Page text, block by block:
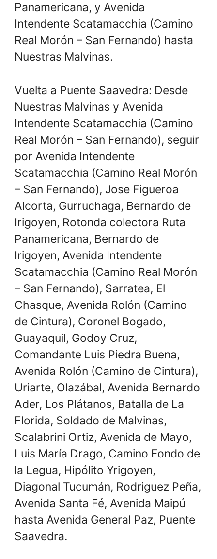
Panamericana, y Avenida
Intendente Scatamacchia (Camino
Real Morón – San Fernando) hasta
Nuestras Malvinas.
Vuelta a Puente Saavedra: Desde
Nuestras Malvinas y Avenida
Intendente Scatamacchia (Camino
Real Morón – San Fernando), seguir
por Avenida Intendente
Scatamacchia (Camino Real Morón
– San Fernando), Jose Figueroa
Alcorta, Gurruchaga, Bernardo de
Irigoyen, Rotonda colectora Ruta
Panamericana, Bernardo de
Irigoyen, Avenida Intendente
Scatamacchia (Camino Real Morón
– San Fernando), Sarratea, El
Chasque, Avenida Rolón (Camino
de Cintura), Coronel Bogado,
Guayaquil, Godoy Cruz,
Comandante Luis Piedra Buena,
Avenida Rolón (Camino de Cintura),
Uriarte, Olazábal, Avenida Bernardo
Ader, Los Plátanos, Batalla de La
Florida, Soldado de Malvinas,
Scalabrini Ortiz, Avenida de Mayo,
Luis María Drago, Camino Fondo de
la Legua, Hipólito Yrigoyen,
Diagonal Tucumán, Rodriguez Peña,
Avenida Santa Fé, Avenida Maipú
hasta Avenida General Paz, Puente
Saavedra.